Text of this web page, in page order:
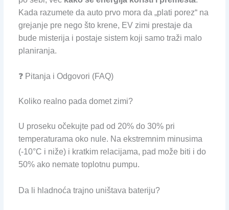
Kada razumete da auto prvo mora da „plati porez“ na
grejanje pre nego što krene, EV zimi prestaje da
bude misterija i postaje sistem koji samo traži malo
planiranja.
❓ Pitanja i Odgovori (FAQ)
Koliko realno pada domet zimi?
U proseku očekujte pad od 20% do 30% pri
temperaturama oko nule. Na ekstremnim minusima
(-10°C i niže) i kratkim relacijama, pad može biti i do
50% ako nemate toplotnu pumpu.
Da li hladnoća trajno uništava bateriju?